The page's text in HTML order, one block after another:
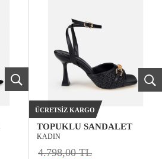
TOPUKLU SANDALET
KADIN
4.798,00 TL
ÜCRETSIZ KARGO